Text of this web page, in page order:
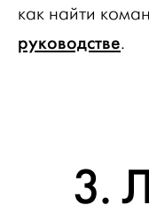
как найти
руководстве.
3.